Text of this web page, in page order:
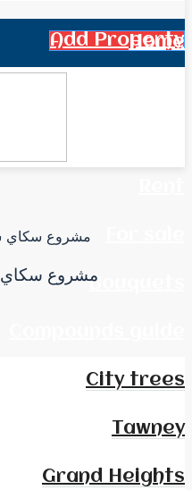
Add Property
Home
Bouquets
City trees
Tawney
Grand Heights
مشروع سكاي
مشروع سكاي